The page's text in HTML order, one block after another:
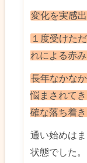
変化を実感
１度受けた
れによる赤
長年なかな
悩まされて
確な落ち着
通い始めは
状態でした